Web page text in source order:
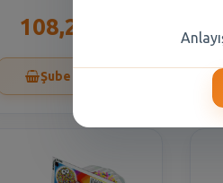
108,20 TL
Şube Seçiniz